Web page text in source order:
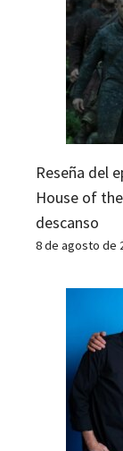
Reseña del
House of
descanso
8 de agosto de